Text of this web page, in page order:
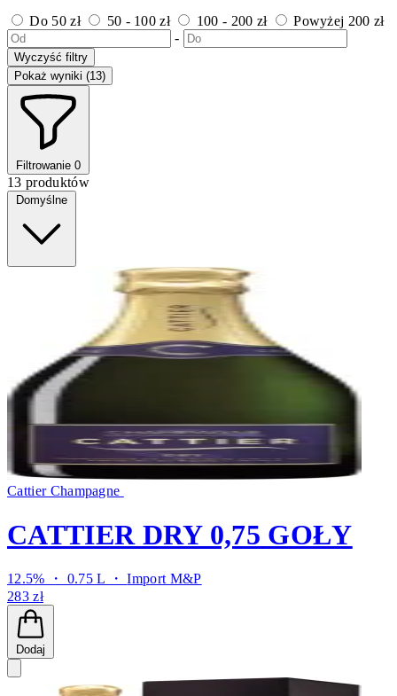
Do 50 zł 50 - 100 zł 100 - 200 zł
Powyżej 200 zł
-
Wyczyść filtry
Pokaż wyniki (13)
Filtrowanie 0
13 produktów
Domyślne
Cattier Champagne
CATTIER DRY 0,75 GOŁY
12.5% ・ 0.75 L ・Import M&P
283 zł
Dodaj